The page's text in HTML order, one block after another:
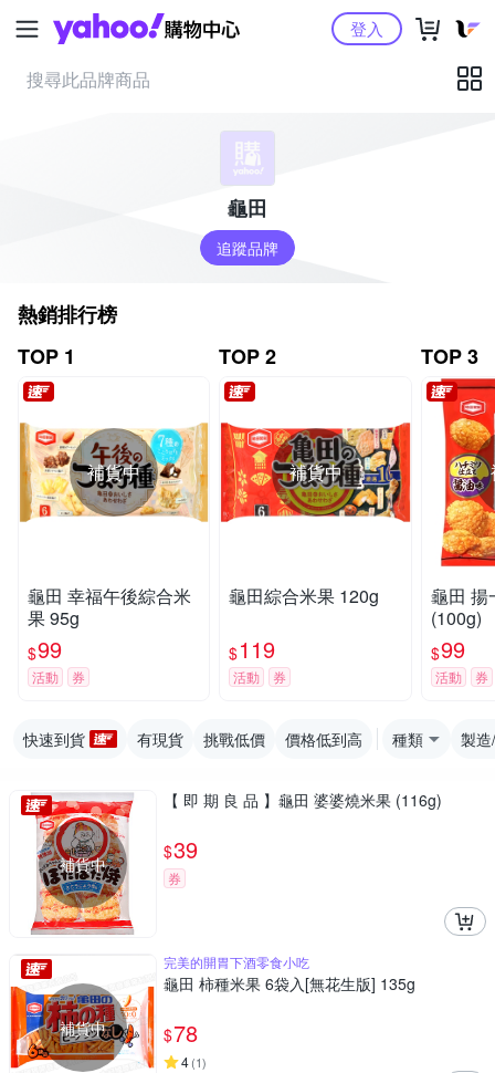
Yahoo購物中心登入
龜田
追蹤品牌
熱銷排行榜
TOP 1
補貨中
龜田 幸福午後綜合米
果 95g
$99
活動 券
TOP 2
補貨中
龜田綜合米果 120g
$119
活動 券
TOP 3
龜田 揚
(100g)
$99
活動 券
快速到貨 有現貨 挑戰低價 價格低到高 種類 製
補貨中
【 即 期 良 品 】龜田 婆婆燒米果 (116g)
$39
券
補貨中
完美的開胃下酒零食小吃
龜田 柿種米果 6袋入[無花生版] 135g
$78
4(1)